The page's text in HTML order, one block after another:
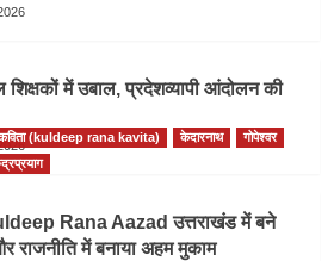
में उबाल, प्रदेशव्यापी आंदोलन की
(kuldeep rana kavita) केदारनाथ
गोपेश्वर
Rana Aazad उत्तराखंड में बने
राजनीति में बनाया अहम मुकाम